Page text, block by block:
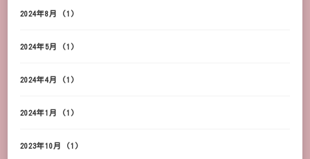
2024年8月 (1)
2024年5月 (1)
2024年4月 (1)
2024年1月 (1)
2023年10月 (1)